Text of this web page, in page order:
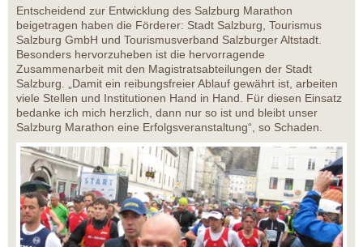
Entscheidend zur Entwicklung des Salzburg Marathon
beigetragen haben die Förderer: Stadt Salzburg, Tourismus
Salzburg GmbH und Tourismusverband Salzburger Altstadt.
Besonders hervorzuheben ist die hervorragende
Zusammenarbeit mit den Magistratsabteilungen der Stadt
Salzburg. „Damit ein reibungsfreier Ablauf gewährt ist, arbeiten
viele Stellen und Institutionen Hand in Hand. Für diesen Einsatz
bedanke ich mich herzlich, dann nur so ist und bleibt unser
Salzburg Marathon eine Erfolgsveranstaltung“, so Schaden.